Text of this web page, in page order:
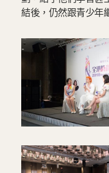
結後，仍然跟青少年